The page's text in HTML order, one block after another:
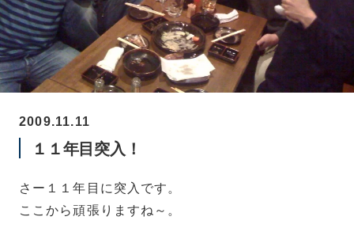
2009.11.11
１１年目突入！
さー１１年目に突入です。
ここから頑張りますね～。